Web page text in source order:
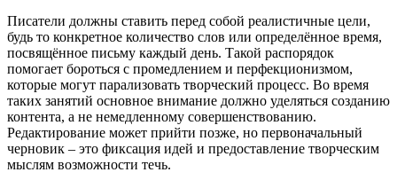
Писатели должны ставить перед собой реалистичные цели,
будь то конкретное количество слов или определённое время,
посвящённое письму каждый день. Такой распорядок
помогает бороться с промедлением и перфекционизмом,
которые могут парализовать творческий процесс. Во время
таких занятий основное внимание должно уделяться созданию
контента, а не немедленному совершенствованию.
Редактирование может прийти позже, но первоначальный
черновик – это фиксация идей и предоставление творческим
мыслям возможности течь.